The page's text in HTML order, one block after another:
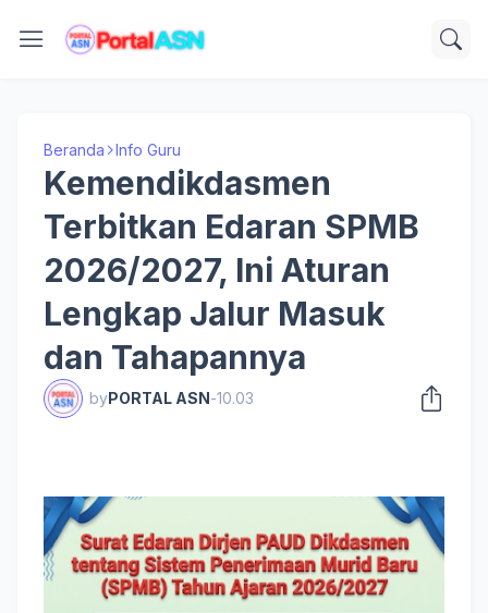
Beranda Info Guru
Kemendikdasmen
Terbitkan Edaran SPMB
2026/2027, Ini Aturan
Lengkap Jalur Masuk
dan Tahapannya
byPORTAL ASN-10.03